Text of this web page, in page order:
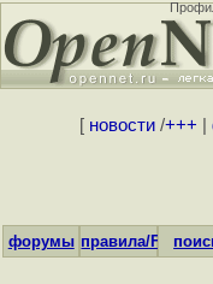
[ новости/+++
форумы правила/FAQ